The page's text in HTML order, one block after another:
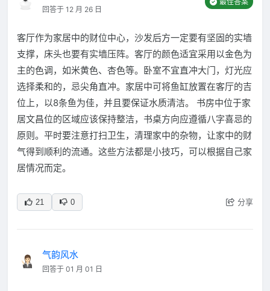
回答于 12 月 26 日
客厅作为家居中的财位中心，沙发后方一定要有坚固的实墙
支撑，床头也要有实墙压阵。客厅的颜色适宜采用以金色为
主的色调，如米黄色、杏色等。卧室不宜直冲大门，灯光应
选择柔和的，忌尖角直冲。家居中可将鱼缸放置在客厅的吉
位上，以8条鱼为佳，并且要保证水质清洁。 书房中位于家
居文昌位的区域应该保持整洁，书桌方向应遵循八字喜忌的
原则。平时要注意打扫卫生，清理家中的杂物，让家中的财
气得到顺利的流通。这些方法都是小技巧，可以根据自己家
居情况而定。
21 0 分享
气韵风水
回答于 01 月 01 日